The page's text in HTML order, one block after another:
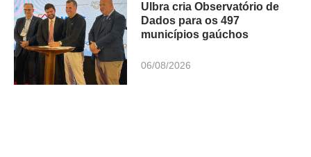
Ulbra cria Observatório de
Dados para os 497
municípios gaúchos
06/08/2026